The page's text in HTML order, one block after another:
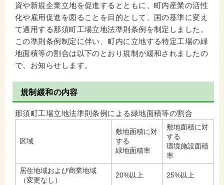
資や新規企業立地を促進するとともに、町内産業の活性
化や雇用促進を図ることを目的として、国の基準に変え
て適用する那須町工場立地法準則条例を制定しました。
この準則条例制定に伴い、町内に立地する特定工場の緑
地面積等の割合は以下のとおり規制が緩和されましたの
で、お知らせします。
規制緩和の内容
那須町工場立地法準則条例による緑地面積等の割合
区域
敷地面積に対
する
緑地面積率
敷地面積に対
する
環境施設面積
率
居住地域および商業地域
（変更なし）
20%以上 25%以上